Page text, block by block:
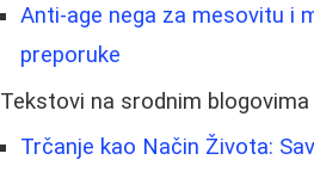
Anti-age nega za mesovitu i
preporuke
Tekstovi na srodnim blogovima
Trčanje kao Način Života: